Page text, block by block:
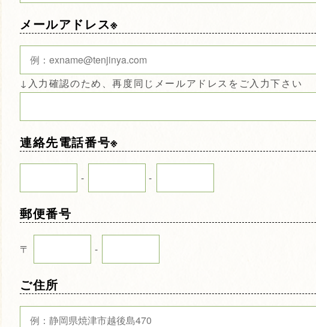
メールアドレス※
↓入力確認のため、再度同じメールアドレスをご入力下さい
連絡先電話番号※
- -
郵便番号
〒 -
ご住所